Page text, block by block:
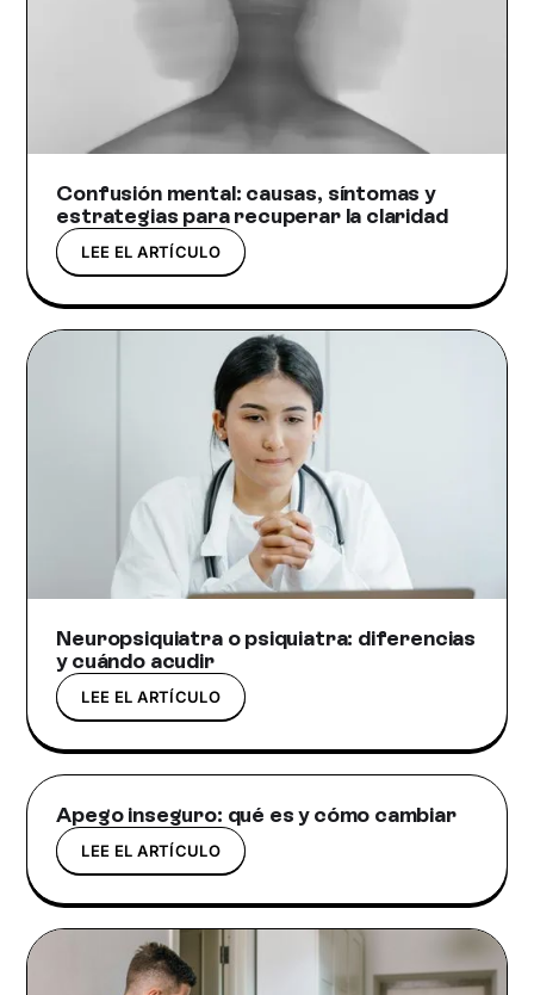
Confusión mental: causas, síntomas y
estrategias para recuperar la claridad
LEE EL ARTÍCULO
Neuropsiquiatra o psiquiatra: diferencias
y cuándo acudir
LEE EL ARTÍCULO
Apego inseguro: qué es y cómo cambiar
LEE EL ARTÍCULO